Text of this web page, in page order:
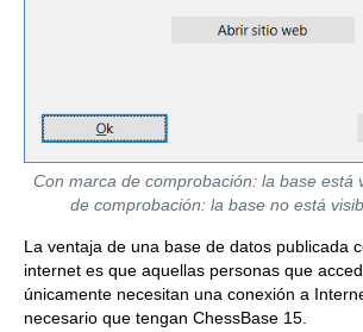
Con marca de comprobación: la base está
de comprobación: la base no está
La ventaja de una base de datos publicada
internet es que aquellas personas que
únicamente necesitan una conexión a
necesario que tengan ChessBase 15.